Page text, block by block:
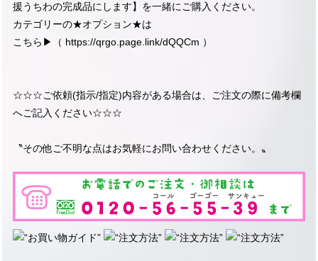
援うちわの完成品にします】を一緒にご購入ください。
カテゴリーの★オプション★は
こちら▶︎（ https://qrgo.page.link/dQQCm ）
☆☆☆ご依頼(指示/指定)内容がある場合は、ご注文の際に備考欄
へご記入ください☆☆☆
〝その他ご不明な点はお気軽にお問い合わせください。〟